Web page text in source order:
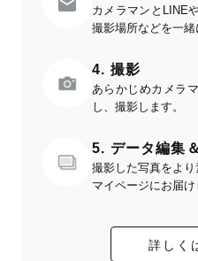
カメラマンとLINE
撮影場所などを一緒
4. 撮影
あらかじめカメラ
し、撮影します。
5. データ編集
撮影した写真をよ
マイページにお届け
詳しく